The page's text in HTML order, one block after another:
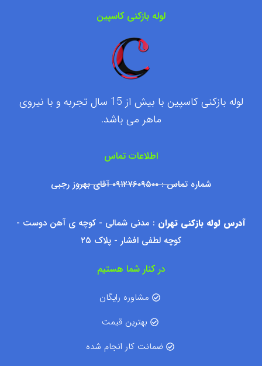
لوله بازکنی کاسپین
لوله بازکنی کاسپین با بیش از 15 سال تجربه و با نیروی
ماهر می باشد.
اطلاعات تماس
شماره تماس : ۰۹۱۲۷۶۰۹۵۰۰ آقای بهروز رجبی
آدرس لوله بازکنی تهران : مدنی شمالی - کوچه ی آهن دوست -
کوچه لطفی افشار - پلاک ۲۵
در کنار شما هستیم
مشاوره رایگان
بهترین قیمت
ضمانت کار انجام شده